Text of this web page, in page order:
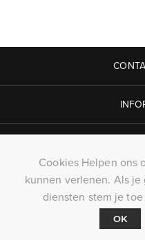
Copyright ; 2026
Powered by
Cookies Helpen ons
kunnen verlenen. Als
diensten stem je
OK